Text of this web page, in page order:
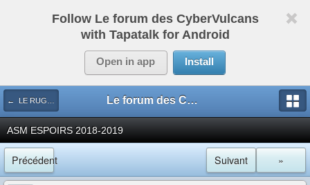
Follow Le forum des CyberVulcans
with Tapatalk for Android
Open in app Install
← LE RUGBY DE CHEZ NOUS Le forum des CyberVulcans
ASM ESPOIRS 2018-2019
Précédent »
Suivant